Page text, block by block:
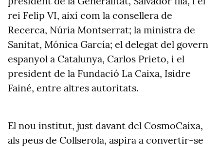
rei Felip VI, així com la consellera de
Recerca, Núria Montserrat; la ministra de
Sanitat, Mónica García; el delegat del govern
espanyol a Catalunya, Carlos Prieto, i el
president de la Fundació La Caixa, Isidre
Fainé, entre altres autoritats.
El nou institut, just davant del CosmoCaixa,
als peus de Collserola, aspira a convertir-se